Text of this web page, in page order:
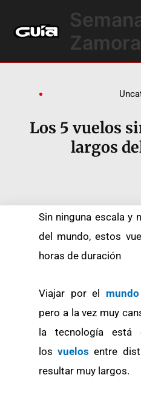
contenido
Zamora
Los 5 vuelos
largos
Sin ninguna escala y
del mundo, estos
horas de duración
Viajar por el mundo
pero a la vez muy
la tecnología está
losvuelos entre
resultar muy largos.